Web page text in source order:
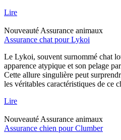
Lire
Nouveauté Assurance animaux
Assurance chat pour Lykoi
Le Lykoi, souvent surnommé chat
apparence atypique et son pelage
Cette allure singulière peut
les véritables caractéristiques de ce
Lire
Nouveauté Assurance animaux
Assurance chien pour Clumber